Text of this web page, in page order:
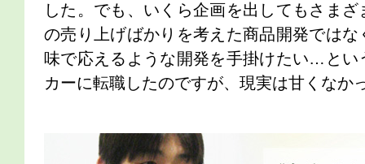
した。でも、いくら企画を出してもさま
の売り上げばかりを考えた商品開発では
味で応えるような開発を手掛けたい…とい
カーに転職したのですが、現実は甘くなか